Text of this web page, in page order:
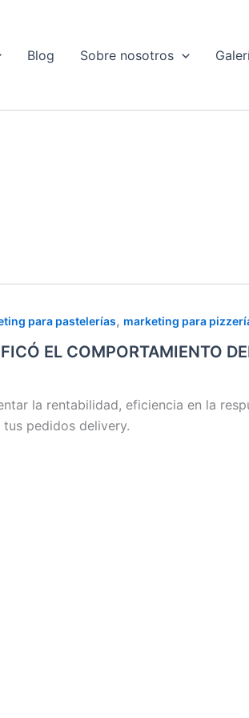
Blog Sobre nosotros
para pastelerías, marketing para
EL COMPORTAMIENTO
la rentabilidad, eficiencia en la
pedidos delivery.